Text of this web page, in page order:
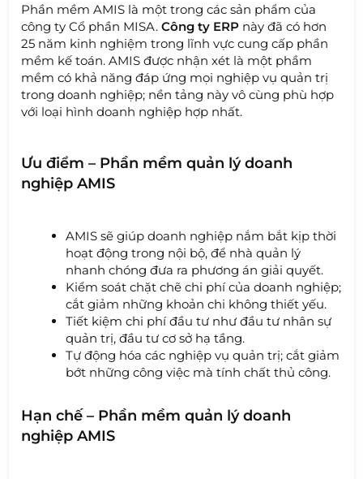
Phần mềm AMIS là một trong các sản phẩm của
công ty Cổ phần MISA.Công ty ERP này đã có hơn
25 năm kinh nghiệm trong lĩnh vực cung cấp phần
mềm kế toán. AMIS được nhận xét là một phầm
mềm có khả năng đáp ứng mọi nghiệp vụ quản trị
trong doanh nghiệp; nền tảng này vô cùng phù hợp
với loại hình doanh nghiệp hợp nhất.
Ưu điểm – Phần mềm quản lý doanh
nghiệp AMIS
AMIS sẽ giúp doanh nghiệp nắm bắt kịp thời
hoạt động trong nội bộ, để nhà quản lý
nhanh chóng đưa ra phương án giải quyết.
Kiểm soát chặt chẽ chi phí của doanh nghiệp;
cắt giảm những khoản chi không thiết yếu.
Tiết kiệm chi phí đầu tư như đầu tư nhân sự
quản trị, đầu tư cơ sở hạ tầng.
Tự động hóa các nghiệp vụ quản trị; cắt giảm
bớt những công việc mà tính chất thủ công.
Hạn chế – Phần mềm quản lý doanh
nghiệp AMIS